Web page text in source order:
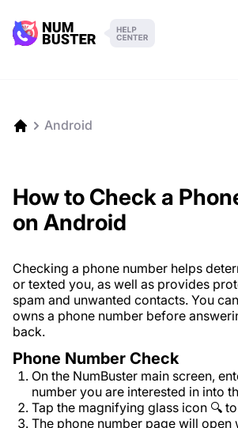
Android
How to Check a
on Android
Checking a phone number helps
or texted you, as well as provides
spam and unwanted contacts. You
owns a phone number before
back.
Phone Number Check
On the NumBuster main screen,
number you are interested in into
Tap the magnifying glass icon 🔍
The phone number page will open